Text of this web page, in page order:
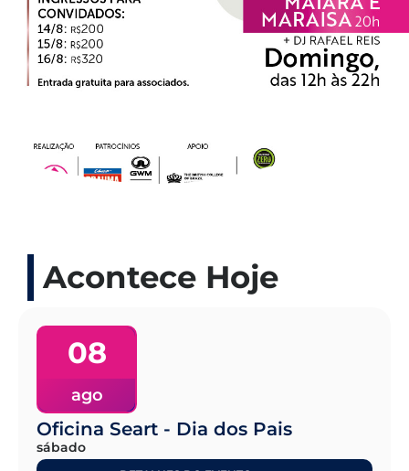
Acontece Hoje
08
ago
Oficina Seart - Dia dos Pais
sábado